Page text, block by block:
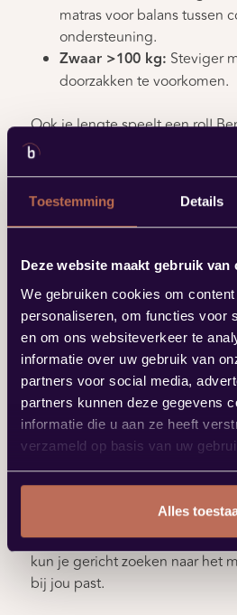
Toestemming Details
Deze website maakt gebruik van
We gebruiken cookies om
personaliseren, om functies voor
en om ons websiteverkeer te
informatie over uw gebruik van
partners voor social media,
partners kunnen deze gegevens
informatie die u aan ze heeft
verzameld op basis van uw
Alles
matras voor balans tussen
ondersteuning.
Zwaar >100 kg: Steviger
doorzakken te voorkomen.
Ook je lengte speelt een rol!
Ga dan voor een matras van
Ben je nog een stukje langer
matras van 220 centimeter
postuur heeft invloed op je
brede schouders of een breder
matras dat voldoende ruimte
een breedte van 90 cm of
Welke soort
zijn er?
Er zijn ontzettend veel
elk matras is geschikt voor een
Wanneer je goed in kaart hebt
hoeveel je beweegt, of je last
je het snel warm hebt in bed,
kun je gericht zoeken naar het
bij jou past.